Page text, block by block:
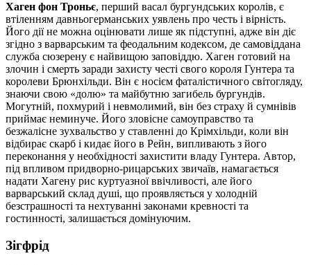
Хаген фон Троньє, перший васал бургундських королів, є
втіленням давньогерманських уявлень про честь і вірність.
Його дії не можна оцінювати лише як підступні, адже він діє
згідно з варварським та феодальним кодексом, де самовіддана
служба сюзерену є найвищою заповіддю. Хаген готовий на
злочин і смерть заради захисту честі свого короля Гунтера та
королеви Брюнхільди. Він є носієм фаталістичного світогляду,
знаючи свою «долю» та майбутню загибель бургундів.
Могутній, похмурий і невмолимий, він без страху й сумнівів
приймає неминуче. Його зловісне самоуправство та
безжалісне зухвальство у ставленні до Крімхільди, коли він
відбирає скарб і кидає його в Рейн, випливають з його
переконання у необхідності захистити владу Гунтера. Автор,
під впливом придворно-рицарських звичаїв, намагається
надати Хагену рис куртуазної ввічливості, але його
варварський склад душі, що проявляється у холодній
безстрашності та нехтуванні законами кревності та
гостинності, залишається домінуючим.
Зігфрід